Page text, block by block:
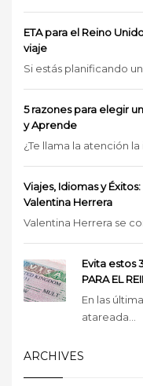
ETA para el Reino
viaje
Si estás planificando un
5 razones para elegir
y Aprende
¿Te llama la atención la
Viajes, Idiomas y
Valentina Herrera
Valentina Herrera se
Evita estos
PARA EL
En las
atareada...
ARCHIVES